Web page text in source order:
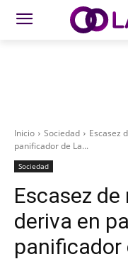
Inicio Sociedad
Escasez
panificador de La...
Sociedad
Escasez
deriva en
panificador